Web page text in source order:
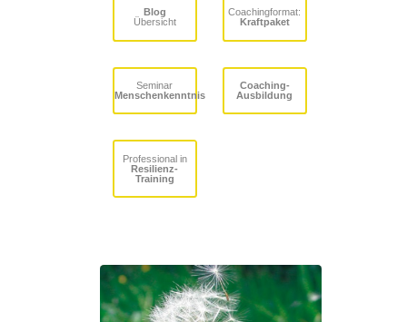
Blog
Übersicht
Coachingformat:
Kraftpaket
Seminar
Menschenkenntnis
Coaching-
Ausbildung
Professional in
Resilienz-
Training